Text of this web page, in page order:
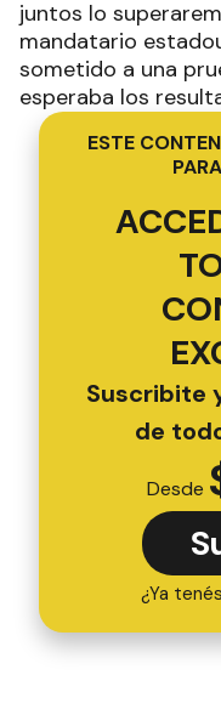
juntos lo
mandatario
sometido a una
esperaba los
ESTE
Suscribite
de
Desde
¿Ya